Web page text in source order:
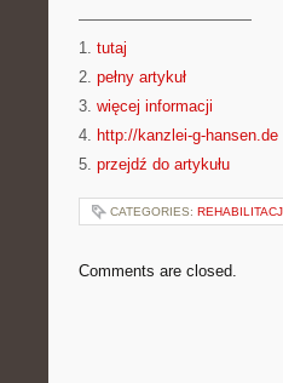
———————————
1. tutaj
2. pełny artykuł
3. więcej informacji
4. http://kanzlei-g-hansen.de
5. przejdź do artykułu
CATEGORIES:
Comments are closed.